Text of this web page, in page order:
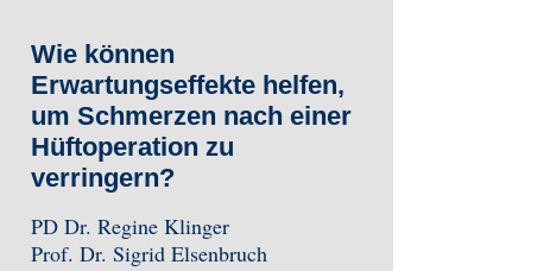
Wie können
Erwartungseffekte helfen,
um Schmerzen nach einer
Hüftoperation zu
verringern?
PD Dr. Regine Klinger
Prof. Dr. Sigrid Elsenbruch